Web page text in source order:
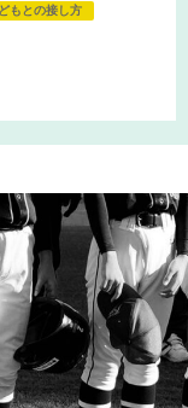
もとの接し方